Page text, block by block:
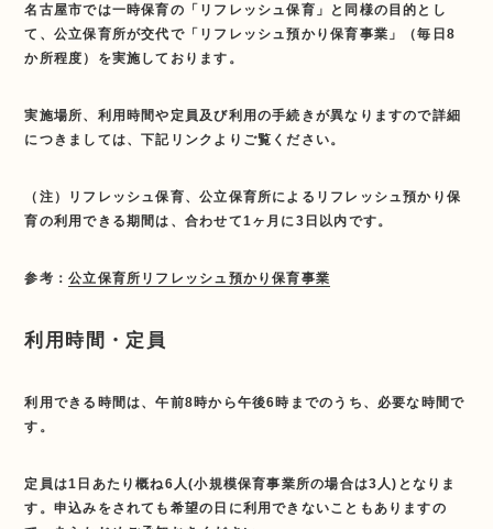
名古屋市では一時保育の「リフレッシュ保育」と同様の目的とし
て、公立保育所が交代で「リフレッシュ預かり保育事業」（毎日8
か所程度）を実施しております。
実施場所、利用時間や定員及び利用の手続きが異なりますので詳細
につきましては、下記リンクよりご覧ください。
（注）リフレッシュ保育、公立保育所によるリフレッシュ預かり保
育の利用できる期間は、合わせて1ヶ月に3日以内です。
参考：公立保育所リフレッシュ預かり保育事業
利用時間・定員
利用できる時間は、午前8時から午後6時までのうち、必要な時間で
す。
定員は1日あたり概ね6人(小規模保育事業所の場合は3人)となりま
す。申込みをされても希望の日に利用できないこともありますの